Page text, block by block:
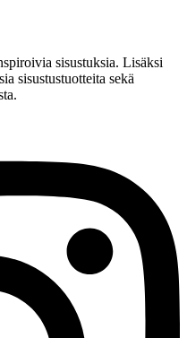
sisustuksia. Lisäksi
sisustustuotteita sekä